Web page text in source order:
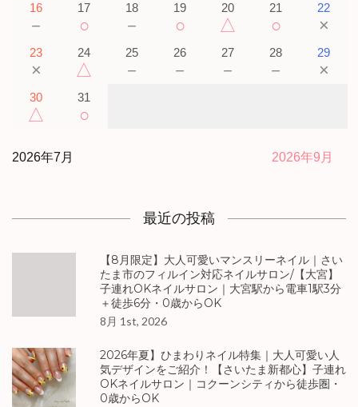
16
－
17
○
18
－
19
○
20
△
21
○
22
×
23
×
24
△
25
－
26
－
27
－
28
－
29
×
30
△
31
○
2026年7月 2026年9月
最近の投稿
【8月限定】大人可愛いマンスリーネイル｜さい
たま市のフィルイン対応ネイルサロン/【大宮】
子連れOKネイルサロン｜大宮駅から電車1駅3分
＋徒歩6分・0歳からOK
8月 1st, 2026
2026年夏】ひまわりネイル特集｜大人可愛い人
気デザインをご紹介！【さいたま新都心】子連れ
OKネイルサロン｜コクーンシティから徒歩圏・
0歳からOK